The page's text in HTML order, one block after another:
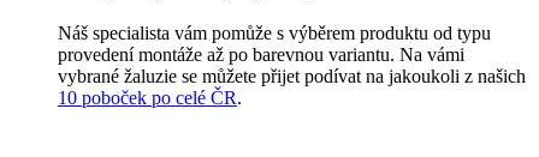
Náš specialista vám pomůže s výběrem produktu od typu
provedení montáže až po barevnou variantu. Na vámi
vybrané žaluzie se můžete přijet podívat na jakoukoli z našich
10 poboček po celé ČR.